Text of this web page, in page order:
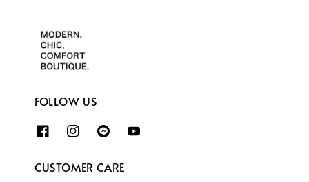
FOLLOW US
CUSTOMER CARE